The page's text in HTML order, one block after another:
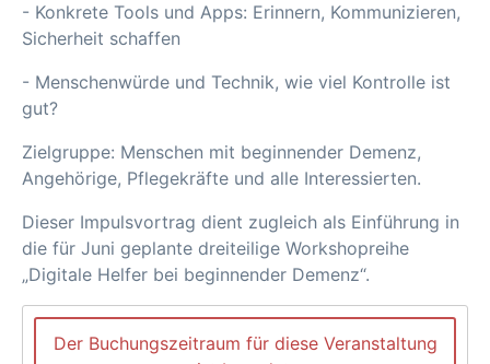
- Konkrete Tools und Apps: Erinnern, Kommunizieren,
Sicherheit schaffen
- Menschenwürde und Technik, wie viel Kontrolle ist
gut?
Zielgruppe: Menschen mit beginnender Demenz,
Angehörige, Pflegekräfte und alle Interessierten.
Dieser Impulsvortrag dient zugleich als Einführung in
die für Juni geplante dreiteilige Workshopreihe
„Digitale Helfer bei beginnender Demenz“.
Der Buchungszeitraum für diese Veranstaltung